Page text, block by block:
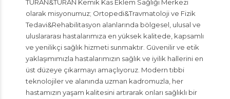
TURAN&TURAN Kemik Kas Eklem Sağlığı Merkezi
olarak misyonumuz; Ortopedi&Travmatoloji ve Fizik
Tedavi&Rehabilitasyon alanlarında bölgesel, ulusal ve
uluslararası hastalarımıza en yüksek kalitede, kapsamlı
ve yenilikçi sağlık hizmeti sunmaktır. Güvenilir ve etik
yaklaşımımızla hastalarımızın sağlık ve iyilik hallerini en
üst düzeye çıkarmayı amaçlıyoruz. Modern tıbbi
teknolojiler ve alanında uzman kadromuzla, her
hastamızın yaşam kalitesini artırarak onları sağlıklı bir